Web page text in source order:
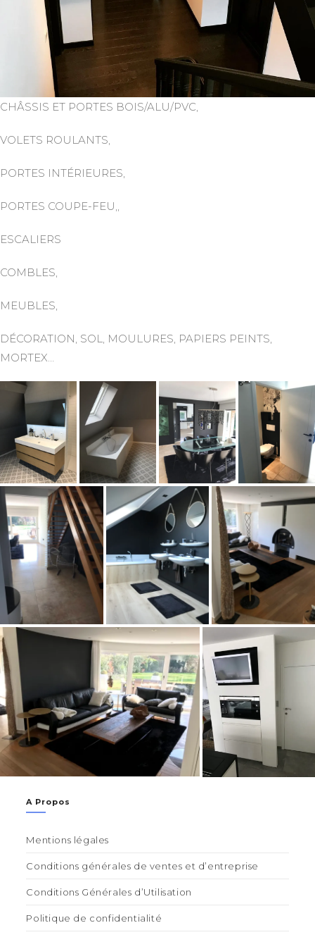
CHÂSSIS ET PORTES BOIS/ALU/PVC,
VOLETS ROULANTS,
PORTES INTÉRIEURES,
PORTES COUPE-FEU,,
ESCALIERS
COMBLES,
MEUBLES,
DÉCORATION, SOL, MOULURES, PAPIERS PEINTS,
MORTEX…
A Propos
Mentions légales
Conditions générales de ventes et d’entreprise
Conditions Générales d’Utilisation
Politique de confidentialité